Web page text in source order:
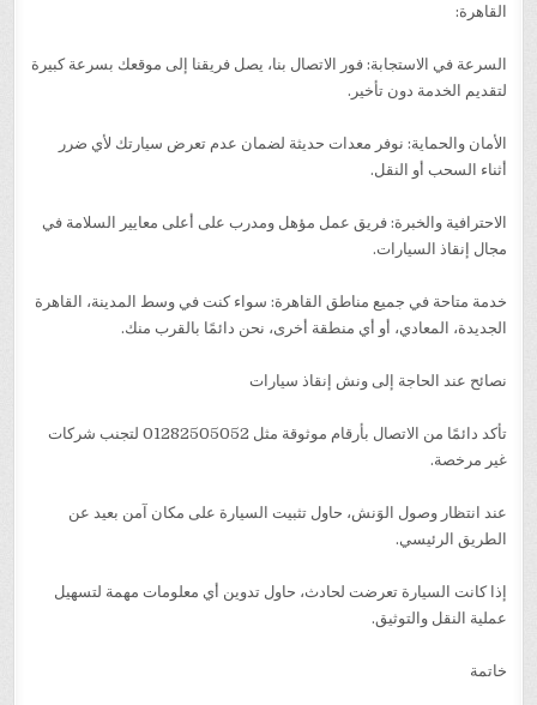
القاهرة:
السرعة في الاستجابة: فور الاتصال بنا، يصل فريقنا إلى موقعك بسرعة كبيرة
لتقديم الخدمة دون تأخير.
الأمان والحماية: نوفر معدات حديثة لضمان عدم تعرض سيارتك لأي ضرر
أثناء السحب أو النقل.
الاحترافية والخبرة: فريق عمل مؤهل ومدرب على أعلى معايير السلامة في
مجال إنقاذ السيارات.
خدمة متاحة في جميع مناطق القاهرة: سواء كنت في وسط المدينة، القاهرة
الجديدة، المعادي، أو أي منطقة أخرى، نحن دائمًا بالقرب منك.
نصائح عند الحاجة إلى ونش إنقاذ سيارات
تأكد دائمًا من الاتصال بأرقام موثوقة مثل 01282505052 لتجنب شركات
غير مرخصة.
عند انتظار وصول الوَنش، حاول تثبيت السيارة على مكان آمن بعيد عن
الطريق الرئيسي.
إذا كانت السيارة تعرضت لحادث، حاول تدوين أي معلومات مهمة لتسهيل
عملية النقل والتوثيق.
خاتمة